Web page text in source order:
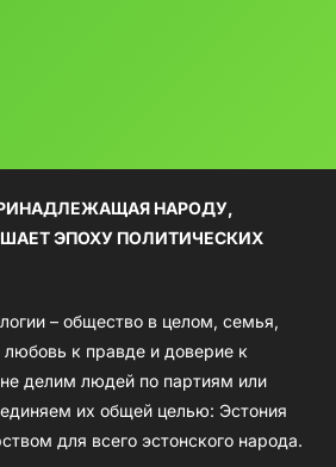
НАРОДУ,
ЭПОХУ ПОЛИТИЧЕСКИХ
– общество в целом, семья,
любовь к правде и доверие к
делим людей по партиям или
их общей целью: Эстония
для всего эстонского народа.